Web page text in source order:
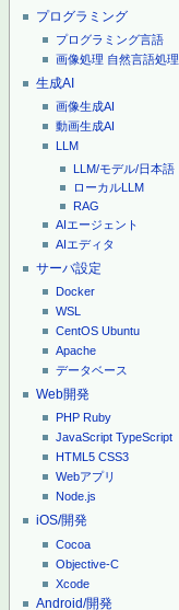
プログラミング
プログラミング言語
画像処理 自然言語処理
生成AI
画像生成AI
動画生成AI
LLM
LLM/モデル/日本語
ローカルLLM
RAG
AIエージェント
AIエディタ
サーバ設定
Docker
WSL
CentOS Ubuntu
Apache
データベース
Web開発
PHP Ruby
JavaScript TypeScript
HTML5 CSS3
Webアプリ
Node.js
iOS/開発
Cocoa
Objective-C
Xcode
Android/開発